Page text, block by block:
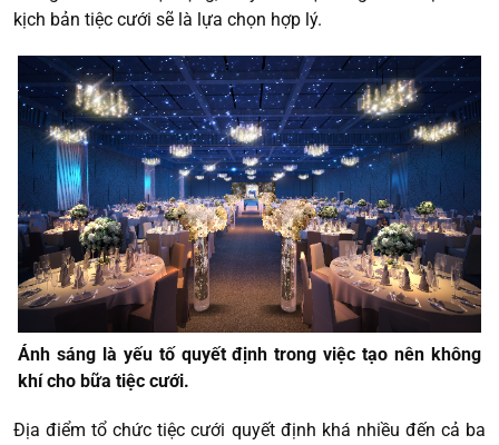
kịch bản tiệc cưới sẽ là lựa chọn hợp lý.
Ánh sáng là yếu tố quyết định trong việc tạo nên không
khí cho bữa tiệc cưới.
Địa điểm tổ chức tiệc cưới quyết định khá nhiều đến cả ba